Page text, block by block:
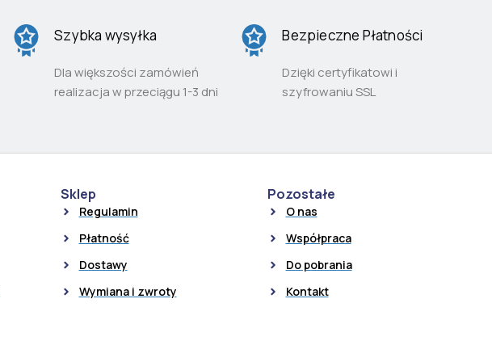
Szybka wysyłka
Dla większości zamówień
realizacja w przeciągu 1-3 dni
Bezpieczne Płatności
Dzięki certyfikatowi i
szyfrowaniu SSL
Sklep
Regulamin
Płatność
Dostawy
Wymiana i zwroty
Pozostałe
O nas
Współpraca
Do pobrania
Kontakt